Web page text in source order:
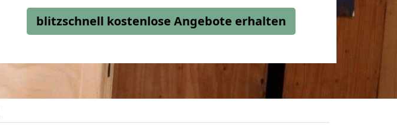
blitzschnell kostenlose Angebote erhalten